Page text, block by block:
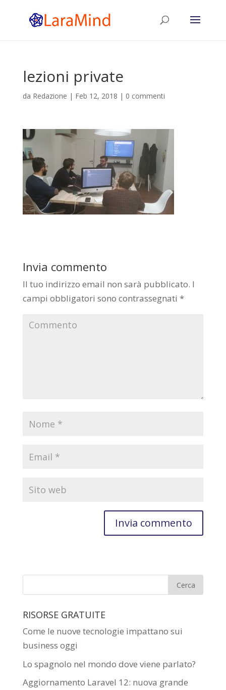
lezioni private
da Redazione | Feb 12, 2018 | 0 commenti
Invia commento
Il tuo indirizzo email non sarà pubblicato. I
campi obbligatori sono contrassegnati *
RISORSE GRATUITE
Come le nuove tecnologie impattano sui
business oggi
Lo spagnolo nel mondo dove viene parlato?
Aggiornamento Laravel 12: nuova grande